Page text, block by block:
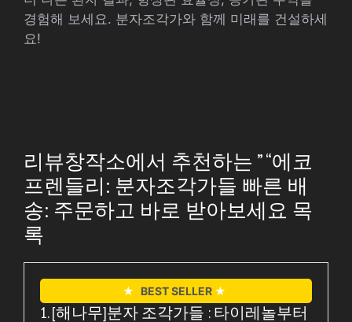
경험해 보세요. 분자조각가와 함께 미래를 건설하세
요!
리뷰창작소에서 추천하는 ” “에코
프렌들리: 분자조각가들 빠른 배
송: 주문하고 바로 받아보세요 목
록
★ BEST SELLER ★
1. [해나무]분자 조각가들 : 타이레놀부터